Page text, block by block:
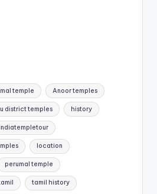
temple Anoor temples
district temples history
location
perumal temple
tamil history